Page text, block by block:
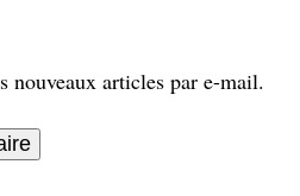
nouveaux articles par e-mail.